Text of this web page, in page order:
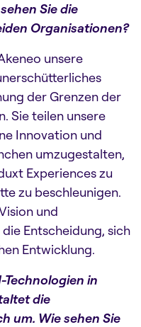
Sie die
Organisationen?
unsere
der Grenzen der
Sie teilen unsere
Innovation und
umzugestalten,
Experiences zu
zu beschleunigen.
und
Entscheidung, sich
Entwicklung.
Technologien in
die
um. Wie sehen Sie